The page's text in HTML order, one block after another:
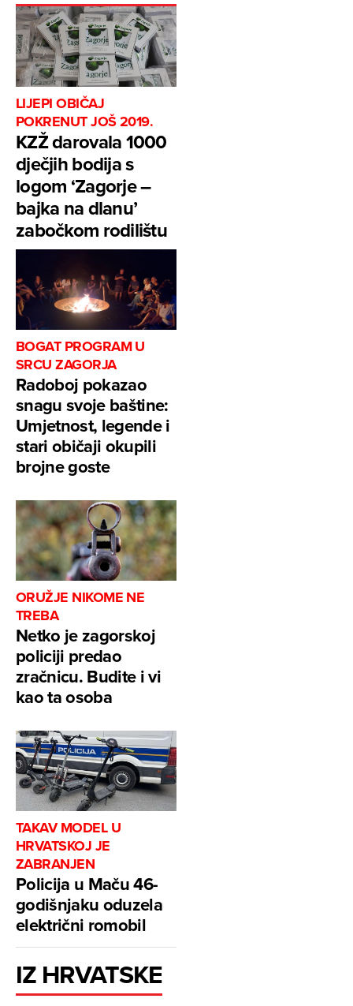
LIJEPI OBIČAJ
POKRENUT JOŠ 2019.
KZŽ darovala 1000
dječjih bodija s
logom ‘Zagorje –
bajka na dlanu’
zabočkom rodilištu
BOGAT PROGRAM U
SRCU ZAGORJA
Radoboj pokazao
snagu svoje baštine:
Umjetnost, legende i
stari običaji okupili
brojne goste
ORUŽJE NIKOME NE
TREBA
Netko je zagorskoj
policiji predao
zračnicu. Budite i vi
kao ta osoba
TAKAV MODEL U
HRVATSKOJ JE
ZABRANJEN
Policija u Maču 46-
godišnjaku oduzela
električni romobil
IZ HRVATSKE